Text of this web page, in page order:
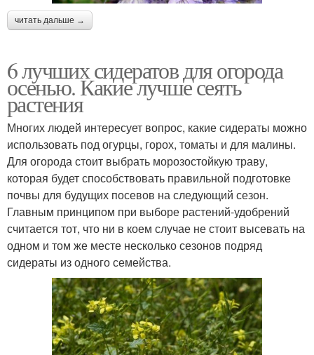
картофеля
картошкой
Картофельные
сидераты
Растения для огорода
Сидераты на зиму
Универсальный
сидерат
Бактерицидный
сидерат
Сидерат для пустоши
Сидераты на
приусадебном участке
читать дальше →
6 лучших сидератов для огорода
осенью. Какие лучше сеять
растения
Многих людей интересует вопрос, какие сидераты можно
использовать под огурцы, горох, томаты и для малины.
Для огорода стоит выбрать морозостойкую траву,
которая будет способствовать правильной подготовке
почвы для будущих посевов на следующий сезон.
Главным принципом при выборе растений-удобрений
считается тот, что ни в коем случае не стоит высевать на
одном и том же месте несколько сезонов подряд
сидераты из одного семейства.